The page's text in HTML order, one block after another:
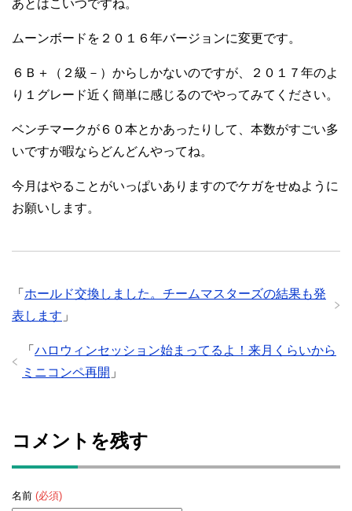
あとはこいつですね。
ムーンボードを２０１６年バージョンに変更です。
６Ｂ＋（２級－）からしかないのですが、２０１７年のよ
り１グレード近く簡単に感じるのでやってみてください。
ベンチマークが６０本とかあったりして、本数がすごい多
いですが暇ならどんどんやってね。
今月はやることがいっぱいありますのでケガをせぬように
お願いします。
「 ホールド交換しました。チームマスターズの結果も発
表します 」
「 ハロウィンセッション始まってるよ！来月くらいから
ミニコンペ再開 」
コメントを残す
名前 (必須)